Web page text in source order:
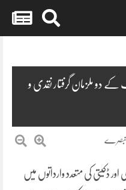
دو ملزمان گرفتار نقدی و
اور ڈکیتی کی متعدد وارداتوں میں